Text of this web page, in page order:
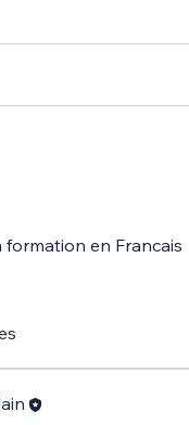
en Francais